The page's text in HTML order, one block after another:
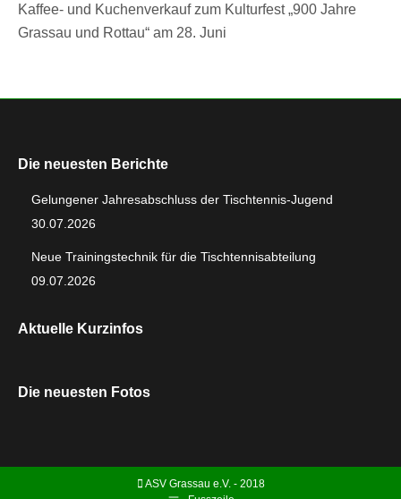
Kaffee- und Kuchenverkauf zum Kulturfest „900 Jahre
Grassau und Rottau“ am 28. Juni
Die neuesten Berichte
Gelungener Jahresabschluss der Tischtennis-Jugend
30.07.2026
Neue Trainingstechnik für die Tischtennisabteilung
09.07.2026
Aktuelle Kurzinfos
Die neuesten Fotos
ASV Grassau e.V. - 2018